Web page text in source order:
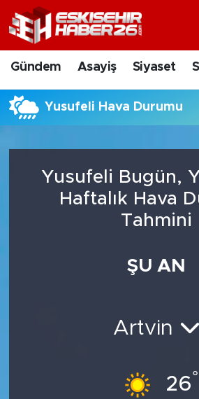
Gündem Asayiş Siyaset
Yusufeli Hava Durumu
Yusufeli Bugün,
Haftalık Hava
Tahmini
ŞU AN
Artvin
26°
Gündem
Asayiş
Siyaset
Sağlık
Nöbetçi Eczaneler
Hava Durumu
Trafik Durumu
Tüm Manşetler